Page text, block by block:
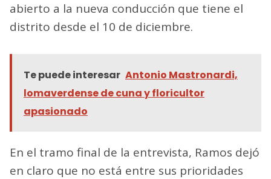
abierto a la nueva conducción que tiene el
distrito desde el 10 de diciembre.
Te puede interesar Antonio Mastronardi,
lomaverdense de cuna y floricultor
apasionado
En el tramo final de la entrevista, Ramos dejó
en claro que no está entre sus prioridades